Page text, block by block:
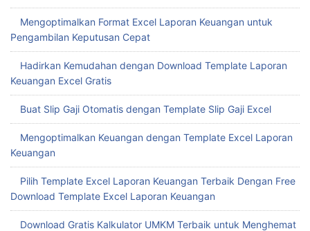
Mengoptimalkan Format Excel Laporan Keuangan untuk
Pengambilan Keputusan Cepat
Hadirkan Kemudahan dengan Download Template Laporan
Keuangan Excel Gratis
Buat Slip Gaji Otomatis dengan Template Slip Gaji Excel
Mengoptimalkan Keuangan dengan Template Excel Laporan
Keuangan
Pilih Template Excel Laporan Keuangan Terbaik Dengan Free
Download Template Excel Laporan Keuangan
Download Gratis Kalkulator UMKM Terbaik untuk Menghemat